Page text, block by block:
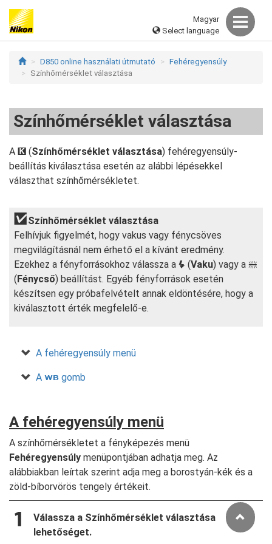
Magyar
Select language
D850 online használati útmutató
Fehéregyensúly
Színhőmérséklet választása
Színhőmérséklet választása
A K (Színhőmérséklet választása) fehéregyensúly-
beállítás kiválasztása esetén az alábbi lépésekkel
választhat színhőmérsékletet.
Színhőmérséklet választása
Felhívjuk figyelmét, hogy vakus vagy fénycsöves
megvilágításnál nem érhető el a kívánt eredmény.
Ezekhez a fényforrásokhoz válassza a N (Vaku) vagy a I
(Fénycső) beállítást. Egyéb fényforrások esetén
készítsen egy próbafelvételt annak eldöntésére, hogy a
kiválasztott érték megfelelő-e.
A fehéregyensúly menü
A U gomb
A fehéregyensúly menü
A színhőmérsékletet a fényképezés menü
Fehéregyensúly menüpontjában adhatja meg. Az
alábbiakban leírtak szerint adja meg a borostyán-kék és a
zöld-bíborvörös tengely értékeit.
Válassza a Színhőmérséklet választása
lehetőséget.